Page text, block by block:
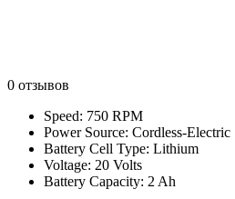
0 отзывов
Speed: 750 RPM
Power Source: Cordless-Electric
Battery Cell Type: Lithium
Voltage: 20 Volts
Battery Capacity: 2 Ah